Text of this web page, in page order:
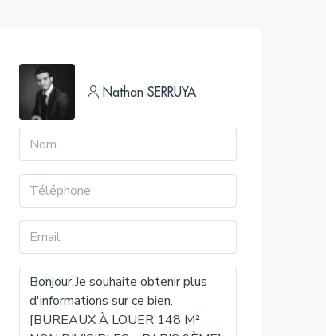
Nathan SERRUYA